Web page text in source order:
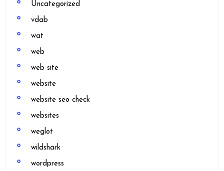
Uncategorized
vdab
wat
web
web site
website
website seo check
websites
weglot
wildshark
wordpress